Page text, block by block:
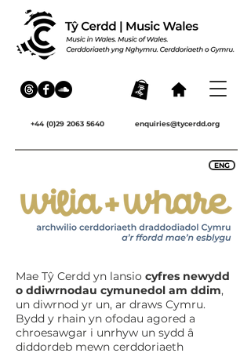
+44 (0)29 2063 5640 enquiries@tycerdd.org
ENG
​​Mae Tŷ Cerdd yn lansio cyfres newydd
o ddiwrnodau cymunedol am ddim,
un diwrnod yr un, ar draws Cymru.
Bydd y rhain yn ofodau agored a
chroesawgar i unrhyw un sydd â
diddordeb mewn cerddoriaeth